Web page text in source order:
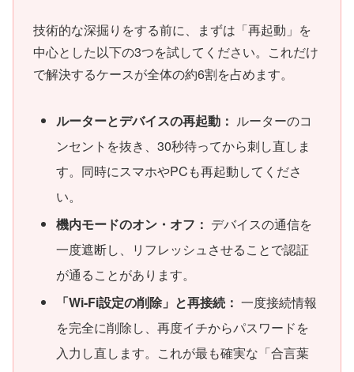
技術的な深掘りをする前に、まずは「再起動」を
中心とした以下の3つを試してください。これだけ
で解決するケースが全体の約6割を占めます。
ルーターとデバイスの再起動： ルーターのコ
ンセントを抜き、30秒待ってから刺し直しま
す。同時にスマホやPCも再起動してくださ
い。
機内モードのオン・オフ： デバイスの通信を
一度遮断し、リフレッシュさせることで認証
が通ることがあります。
「Wi-Fi設定の削除」と再接続： 一度接続情報
を完全に削除し、再度イチからパスワードを
入力し直します。これが最も確実な「合言葉